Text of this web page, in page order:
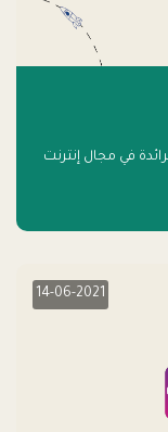
في مجال إنترنت
14-06-2021